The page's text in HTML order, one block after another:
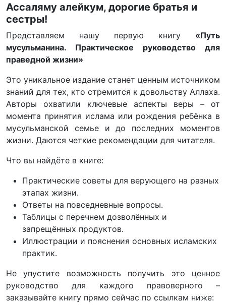
Ассаляму алейкум, дорогие братья и
сестры!
Представляем нашу первую книгу «Путь
мусульманина. Практическое руководство для
праведной жизни»
Это уникальное издание станет ценным источником
знаний для тех, кто стремится к довольству Аллаха.
Авторы охватили ключевые аспекты веры – от
момента принятия ислама или рождения ребёнка в
мусульманской семье и до последних моментов
жизни. Даются четкие рекомендации для читателя.
Что вы найдёте в книге:
Практические советы для верующего на разных
этапах жизни.
Ответы на повседневные вопросы.
Таблицы с перечнем дозволённых и
запрещённых продуктов.
Иллюстрации и пояснения основных исламских
практик.
Не упустите возможность получить это ценное
руководство для каждого правоверного –
заказывайте книгу прямо сейчас по ссылкам ниже: